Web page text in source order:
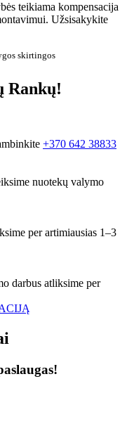
teikiama kompensacija
Užsisakykite
skirtingos
Rankų!
+370 642 38833
nuotekų valymo
per artimiausias 1–3
darbus atliksime per